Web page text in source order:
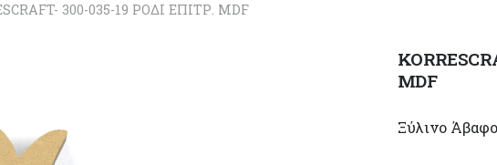
300-035-19 ΡΟΔΙ ΕΠΙΤΡ. MDF
MDF
Ξύλινο